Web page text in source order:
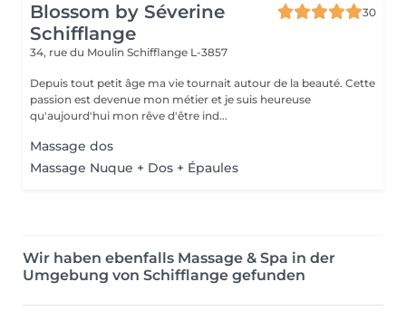
Blossom by Séverine
Schifflange
30
34, rue du Moulin Schifflange L-3857
Depuis tout petit âge ma vie tournait autour de la beauté. Cette
passion est devenue mon métier et je suis heureuse
qu'aujourd'hui mon rêve d'être ind...
Massage dos
Massage Nuque + Dos + Épaules
Wir haben ebenfalls Massage & Spa in der
Umgebung von Schifflange gefunden